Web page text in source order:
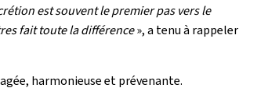
est souvent le premier pas vers le
fait toute la différence», a tenu à rappeler
harmonieuse et prévenante.